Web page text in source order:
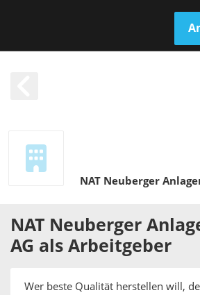
NAT Neuberger
NAT Neuberger
AG als Arbeitgeber
Wer beste Qualität herstellen will,